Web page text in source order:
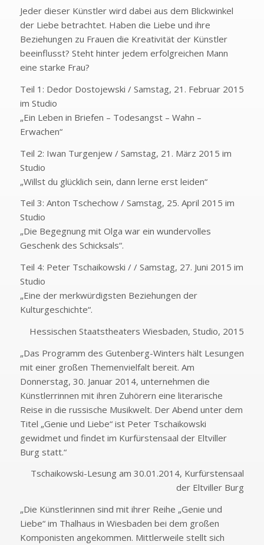
Jeder dieser Künstler wird dabei aus dem Blickwinkel
der Liebe betrachtet. Haben die Liebe und ihre
Beziehungen zu Frauen die Kreativität der Künstler
beeinflusst? Steht hinter jedem erfolgreichen Mann
eine starke Frau?
Teil 1: Dedor Dostojewski / Samstag, 21. Februar 2015
im Studio
„Ein Leben in Briefen – Todesangst – Wahn –
Erwachen“
Teil 2: Iwan Turgenjew / Samstag, 21. März 2015 im
Studio
„Willst du glücklich sein, dann lerne erst leiden“
Teil 3: Anton Tschechow / Samstag, 25. April 2015 im
Studio
„Die Begegnung mit Olga war ein wundervolles
Geschenk des Schicksals“.
Teil 4: Peter Tschaikowski / / Samstag, 27. Juni 2015 im
Studio
„Eine der merkwürdigsten Beziehungen der
Kulturgeschichte“.
Hessischen Staatstheaters Wiesbaden, Studio, 2015
„Das Programm des Gutenberg-Winters hält Lesungen
mit einer großen Themenvielfalt bereit. Am
Donnerstag, 30. Januar 2014, unternehmen die
Künstlerrinnen mit ihren Zuhörern eine literarische
Reise in die russische Musikwelt. Der Abend unter dem
Titel „Genie und Liebe“ ist Peter Tschaikowski
gewidmet und findet im Kurfürstensaal der Eltviller
Burg statt.“
Tschaikowski-Lesung am 30.01.2014, Kurfürstensaal
der Eltviller Burg
„Die Künstlerinnen sind mit ihrer Reihe „Genie und
Liebe“ im Thalhaus in Wiesbaden bei dem großen
Komponisten angekommen. Mittlerweile stellt sich